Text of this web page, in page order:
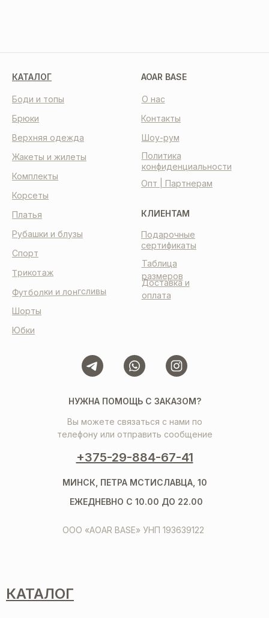
КАТАЛОГ
КЛИЕНТАМ
Таблица
размеров
Доставка и
оплата
Подарочные
сертификаты
НУЖНА ПОМОЩЬ С ЗАКАЗОМ?
Вы можете связаться с нами по
телефону или отправить сообщение
+375-29-884-67-41
ООО «AOAR BASE» УНП 193639122
МИНСК, ПЕТРА МСТИСЛАВЦА, 10
ЕЖЕДНЕВНО С 10.00 ДО 22.00
AOAR BASE
О нас
Контакты
Шоу-рум
Политика
конфиденциальности
Опт | Партнерам
Корсеты
Платья
Боди и топы
Комплекты
Шорты
Спорт
Рубашки и блузы
Брюки
Жакеты и жилеты
Трикотаж
Футболки и лонгсливы
Верхняя одежда
Юбки
КАТАЛОГ